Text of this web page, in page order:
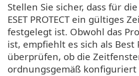
Stellen Sie sicher, dass für
ESET PROTECT ein gültiges
festgelegt ist. Obwohl das
ist, empfiehlt es sich als Best
überprüfen, ob die
ordnungsgemäß konfiguriert